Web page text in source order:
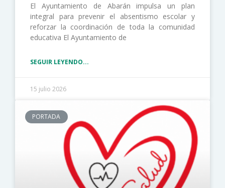
El Ayuntamiento de Abarán impulsa un plan
integral para prevenir el absentismo escolar y
reforzar la coordinación de toda la comunidad
educativa El Ayuntamiento de
SEGUIR LEYENDO...
15 julio 2026
PORTADA